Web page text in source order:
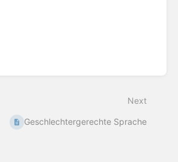
Next
Geschlechtergerechte Sprache